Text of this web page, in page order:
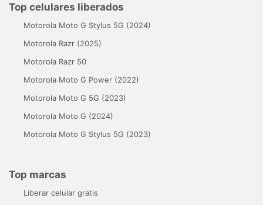
Top celulares liberados
Motorola Moto G Stylus 5G (2024)
Motorola Razr (2025)
Motorola Razr 50
Motorola Moto G Power (2022)
Motorola Moto G 5G (2023)
Motorola Moto G (2024)
Motorola Moto G Stylus 5G (2023)
Top marcas
Liberar celular gratis